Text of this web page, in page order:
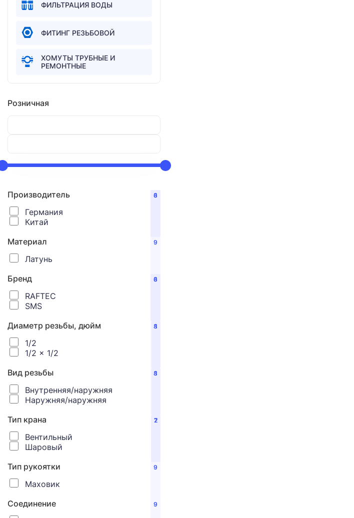
ФИЛЬТРАЦИЯ ВОДЫ
ФИТИНГ РЕЗЬБОВОЙ
ХОМУТЫ ТРУБНЫЕ И
РЕМОНТНЫЕ
Розничная
Производитель
Германия
6
Китай
3
Материал
Латунь
9
Бренд
RAFTEC
6
SMS
3
Диаметр резьбы, дюйм
1/2
8
1/2 x 1/2
1
Вид резьбы
Внутренняя/наружняя
8
Наружняя/наружняя
1
Тип крана
Вентильный
2
Шаровый
7
Тип рукоятки
Маховик
9
Соединение
9